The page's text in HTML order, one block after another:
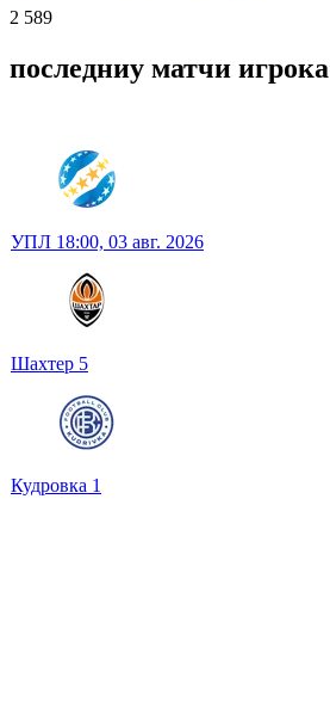
2 589
последниу матчи игрока
УПЛ 18:00, 03 авг. 2026
Шахтер 5
Кудровка 1